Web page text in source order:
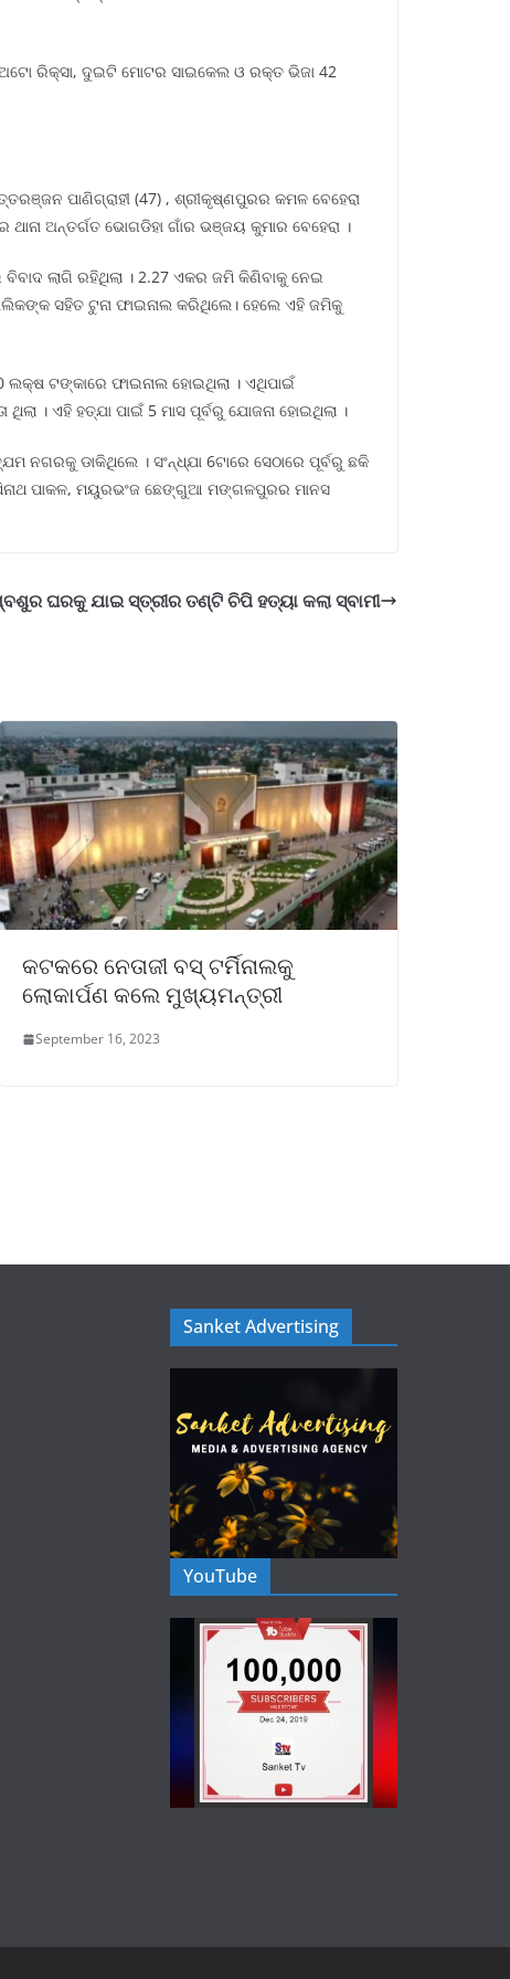
ରିକ୍ସା, ଦୁଇଟି ମୋଟର ସାଇକେଲ ଓ ରକ୍ତ ଭିଜା 42
ପାଣିଗ୍ରାହୀ (47) , ଶ୍ରୀକୃଷ୍ଣପୁରର କମଳ ବେହେରା
ଅନ୍ତର୍ଗତ ଭୋଗଡିହା ଗାଁର ଭଞ୍ଜୟ କୁମାର ବେହେରା ।
ଲାଗି ରହିଥିଲା । 2.27 ଏକର ଜମି କିଣିବାକୁ ନେଇ
ସହିତ ଟୁନା ଫାଇନାଲ କରିଥିଲେ। ହେଲେ ଏହି ଜମିକୁ
ଟଙ୍କାରେ ଫାଇନାଲ ହୋଇଥିଲା । ଏଥିପାଇଁ
। ଏହି ହତ୍ଯା ପାଇଁ 5 ମାସ ପୂର୍ବରୁ ଯୋଜନା ହୋଇଥିଲା ।
ନଗରକୁ ଡାକିଥିଲେ । ସଂନ୍ଧ୍ଯା 6ଟାରେ ସେଠାରେ ପୂର୍ବରୁ ଛକି
ପାକଳ, ମୟୁରଭଂଜ ଛେଙ୍ଗୁଆ ମଙ୍ଗଳପୁରର ମାନସ
ଘରକୁ ଯାଇ ସ୍ତ୍ରୀର ତଣ୍ଟି ଚିପି ହତ୍ୟା କଲା ସ୍ବାମୀ
କଟକରେ ନେତାଜୀ ବସ୍ ଟର୍ମିନାଲକୁ
ଲୋକାର୍ପଣ କଲେ ମୁଖ୍ୟମନ୍ତ୍ରୀ
September 16, 2023
Sanket Advertising
YouTube